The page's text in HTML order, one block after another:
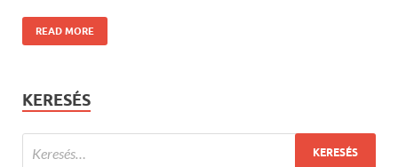
READ MORE
KERESÉS